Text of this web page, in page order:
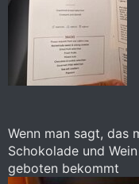
Wenn man sagt, das
Schokolade und
geboten bekommt